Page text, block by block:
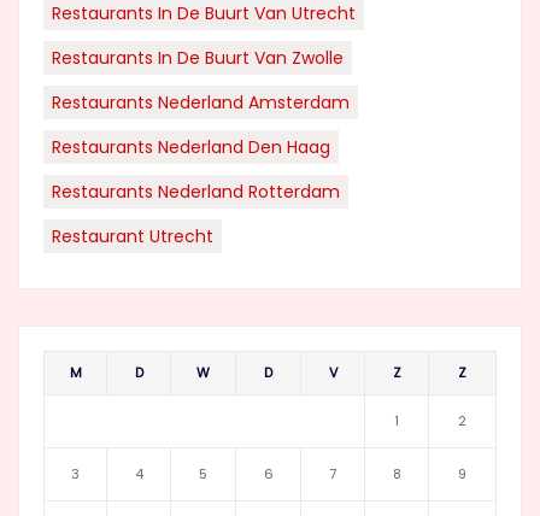
Restaurants In De Buurt Van Utrecht
Restaurants In De Buurt Van Zwolle
Restaurants Nederland Amsterdam
Restaurants Nederland Den Haag
Restaurants Nederland Rotterdam
Restaurant Utrecht
M D W D V Z Z
1 2
3 4 5 6 7 8 9